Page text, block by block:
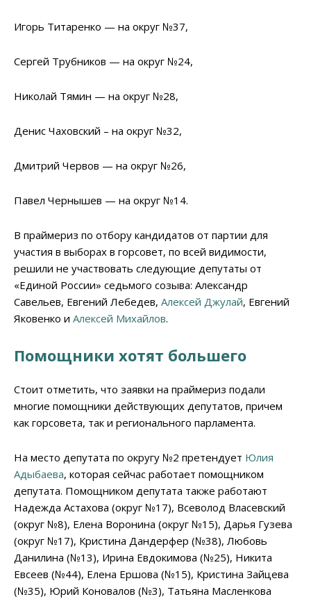
Игорь Титаренко — на округ №37,
Сергей Трубников — на округ №24,
Николай Тямин — на округ №28,
Денис Чаховский – на округ №32,
Дмитрий Червов — на округ №26,
Павел Чернышев — на округ №14.
В праймериз по отбору кандидатов от партии для
участия в выборах в горсовет, по всей видимости,
решили не участвовать следующие депутаты от
«Единой России» седьмого созыва: Александр
Савельев, Евгений Лебедев, Алексей Джулай, Евгений
Яковенко и Алексей Михайлов.
Помощники хотят большего
Стоит отметить, что заявки на праймериз подали
многие помощники действующих депутатов, причем
как горсовета, так и регионального парламента.
На место депутата по округу №2 претендует Юлия
Адыбаева, которая сейчас работает помощником
депутата. Помощником депутата также работают
Надежда Астахова (округ №17), Всеволод Власевский
(округ №8), Елена Воронина (округ №15), Дарья Гузева
(округ №17), Кристина Дандерфер (№38), Любовь
Данилина (№13), Ирина Евдокимова (№25), Никита
Евсеев (№44), Елена Ершова (№15), Кристина Зайцева
(№35), Юрий Коновалов (№3), Татьяна Масленкова